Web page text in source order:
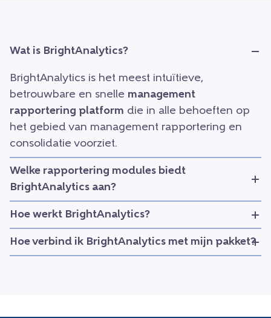
Wat is BrightAnalytics?
BrightAnalytics is het meest intuïtieve,
betrouwbare en snelle management
rapportering platform die in alle behoeften op
het gebied van management rapportering en
consolidatie voorziet.
Welke rapportering modules biedt
BrightAnalytics aan?
Hoe werkt BrightAnalytics?
Hoe verbind ik BrightAnalytics met mijn pakket?